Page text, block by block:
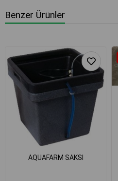
Benzer Ürünler
AQUAFARM SAKSI